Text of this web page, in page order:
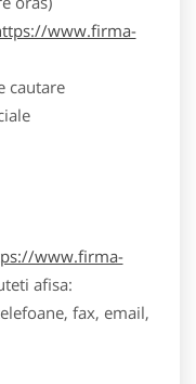
www.firma-
cautare
www.firma-
afisa:
fax, email,